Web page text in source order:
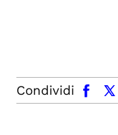
Condividi
facebook x.com